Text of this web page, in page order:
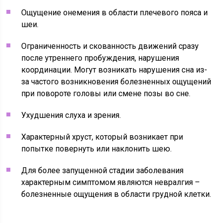
Ощущение онемения в области плечевого пояса и
шеи.
Ограниченность и скованность движений сразу
после утреннего пробуждения, нарушения
координации. Могут возникать нарушения сна из-
за частого возникновения болезненных ощущений
при повороте головы или смене позы во сне.
Ухудшения слуха и зрения.
Характерный хруст, который возникает при
попытке повернуть или наклонить шею.
Для более запущенной стадии заболевания
характерным симптомом являются невралгия –
болезненные ощущения в области грудной клетки.